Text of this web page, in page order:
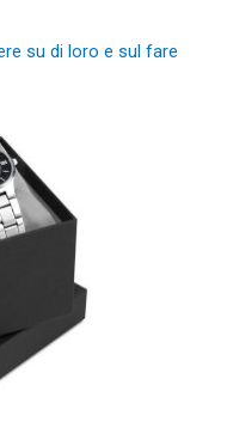
su di loro e sul fare